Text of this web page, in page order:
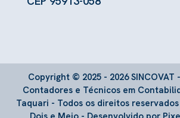
Copyright © 2025 - 2026 SINCOVAT
Contadores e Técnicos em
Taquari - Todos os direitos